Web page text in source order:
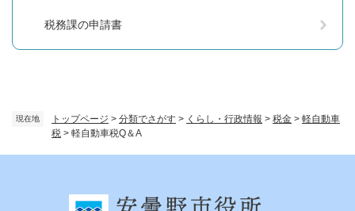
現在地 トップページ > 分類でさがす > くらし・行政情報 > 税金 > 軽自動車
税 > 軽自動車税Q＆A
税務課の申請書